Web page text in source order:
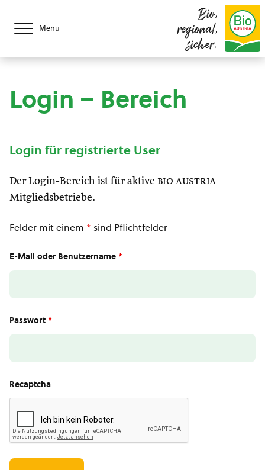
Menü
Bio,
regional,
sicher.
Login – Bereich
Login für registrierte User
Der Login-Bereich ist für aktive bio austria
Mitgliedsbetriebe.
Felder mit einem * sind Pflichtfelder
E-Mail oder Benutzername *
Passwort *
Recaptcha